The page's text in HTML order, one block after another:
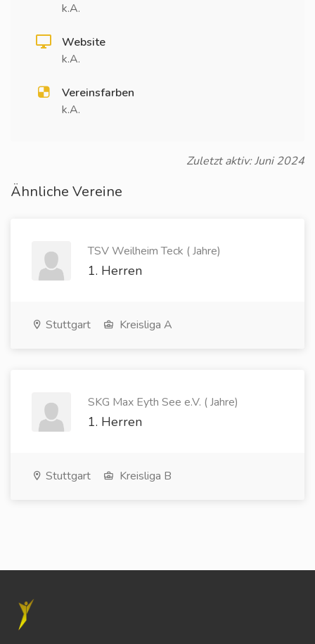
k.A.
Website
k.A.
Vereinsfarben
k.A.
Zuletzt aktiv: Juni 2024
Ähnliche Vereine
TSV Weilheim Teck ( Jahre)
1. Herren
Stuttgart Kreisliga A
SKG Max Eyth See e.V. ( Jahre)
1. Herren
Stuttgart Kreisliga B